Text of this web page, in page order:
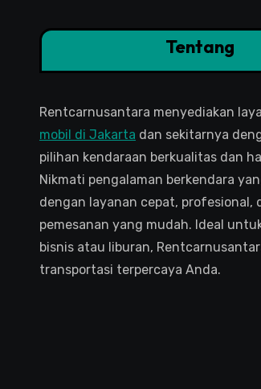
Tentang
Rentcarnusantara menyediakan
mobil di Jakarta dan sekitarnya
pilihan kendaraan berkualitas dan
Nikmati pengalaman berkendara
dengan layanan cepat, profesional,
pemesanan yang mudah. Ideal
bisnis atau liburan,
transportasi terpercaya Anda.